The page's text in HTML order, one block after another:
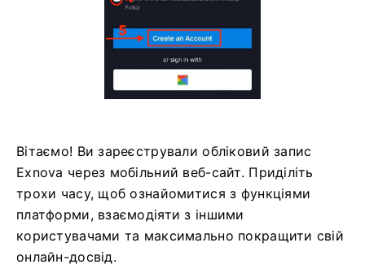
Вітаємо! Ви зареєстрували обліковий запис
Exnova через мобільний веб-сайт. Приділіть
трохи часу, щоб ознайомитися з функціями
платформи, взаємодіяти з іншими
користувачами та максимально покращити свій
онлайн-досвід.